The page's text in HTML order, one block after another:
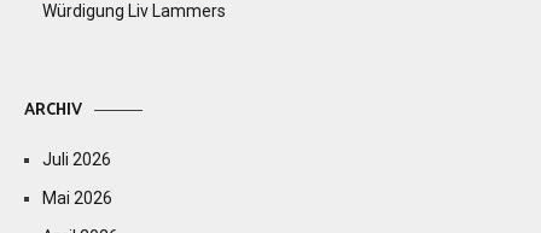
Würdigung Liv Lammers
ARCHIV
Juli 2026
Mai 2026